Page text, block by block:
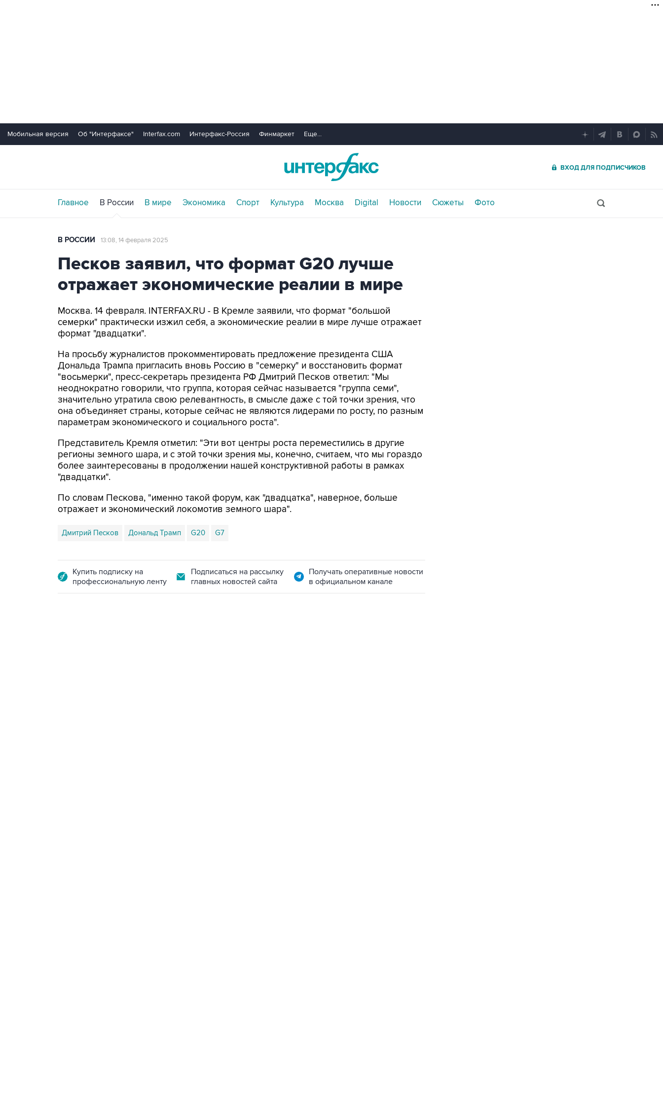
Мобильная версия Об "Интерфаксе" Interfax.com Интерфакс-Россия Финмаркет Еще...
ВХОД ДЛЯ ПОДПИСЧИКОВ
Главное В России В мире Экономика Спорт Культура Москва Digital Новости Сюжеты Фото
В РОССИИ 13:08, 14 февраля 2025
Песков заявил, что формат G20 лучше
отражает экономические реалии в мире
Москва. 14 февраля. INTERFAX.RU - В Кремле заявили, что формат "большой
семерки" практически изжил себя, а экономические реалии в мире лучше отражает
формат "двадцатки".
На просьбу журналистов прокомментировать предложение президента США
Дональда Трампа пригласить вновь Россию в "семерку" и восстановить формат
"восьмерки", пресс-секретарь президента РФ Дмитрий Песков ответил: "Мы
неоднократно говорили, что группа, которая сейчас называется "группа семи",
значительно утратила свою релевантность, в смысле даже с той точки зрения, что
она объединяет страны, которые сейчас не являются лидерами по росту, по разным
параметрам экономического и социального роста".
Представитель Кремля отметил: "Эти вот центры роста переместились в другие
регионы земного шара, и с этой точки зрения мы, конечно, считаем, что мы гораздо
более заинтересованы в продолжении нашей конструктивной работы в рамках
"двадцатки".
По словам Пескова, "именно такой форум, как "двадцатка", наверное, больше
отражает и экономический локомотив земного шара".
Дмитрий Песков Дональд Трамп G20 G7
Купить подписку на
профессиональную ленту
Подписаться на рассылку
главных новостей сайта
Получать оперативные новости
в официальном канале